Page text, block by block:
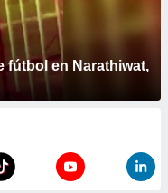
fútbol en Narathiwat,